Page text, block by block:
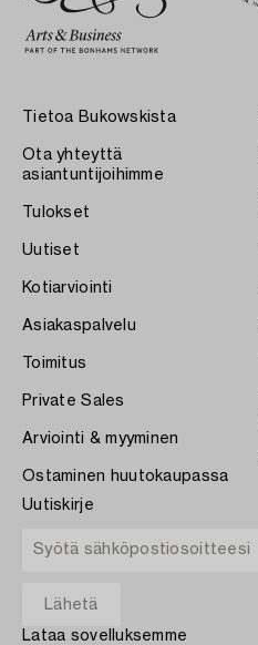
Tietoa Bukowskista
Ota yhteyttä
asiantuntijoihimme
Tulokset
Uutiset
Kotiarviointi
Asiakaspalvelu
Toimitus
Private Sales
Arviointi & myyminen
Ostaminen huutokaupassa
Uutiskirje
Lataa sovelluksemme